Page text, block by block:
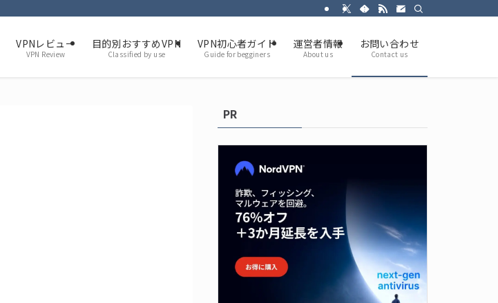
VPNレビュー
VPN Review
目的別おすすめVPN
Classified by use
VPN初心者ガイド
Guide for begginers
運営者情報
About us
お問い合わせ
Contact us
PR